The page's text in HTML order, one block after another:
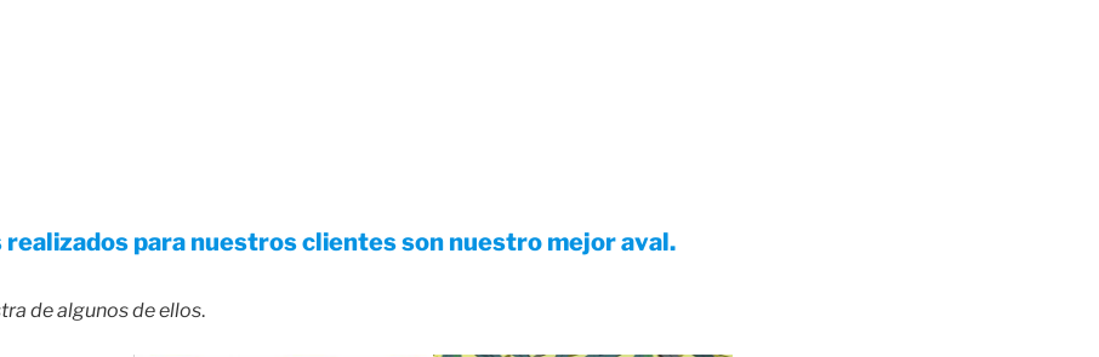
para nuestros clientes son nuestro mejor aval.
de algunos de ellos.